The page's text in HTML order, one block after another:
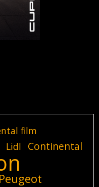
film
Lidl
Continental
Peugeot